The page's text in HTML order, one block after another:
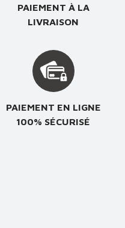
PAIEMENT À LA
LIVRAISON
PAIEMENT EN LIGNE
100% SÉCURISÉ